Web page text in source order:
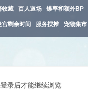
收藏 百人道场 爆率和额外BP
宫剩余时间 服务摆摊 宠物集市
录后才能继续浏览